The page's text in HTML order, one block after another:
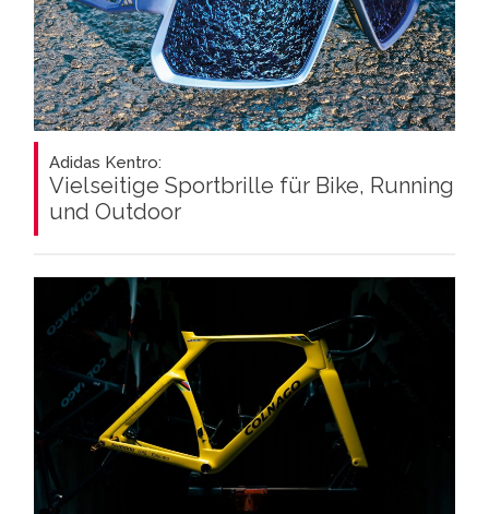
Adidas Kentro:
Vielseitige Sportbrille für Bike, Running
und Outdoor